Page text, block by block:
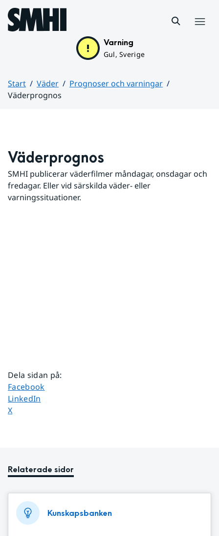
Hoppa till sidans innehåll
Varning
Gul, Sverige
Start Väder
Prognoser och varningar
Väderprognos
Väderprognos
SMHI publicerar väderfilmer måndagar, onsdagar och
fredagar. Eller vid särskilda väder- eller
varningssituationer.
Dela sidan på:
Dela sidan på
Facebook
Dela sidan på
LinkedIn
Dela sidan på
X
Relaterade sidor
Kunskapsbanken